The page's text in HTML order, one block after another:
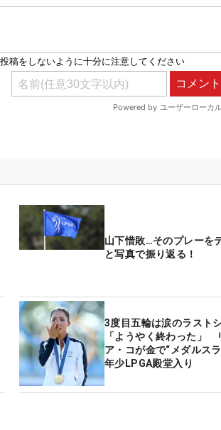
山下惜敗…そのプレーを
と写真で振り返る！
3度目五輪は涙のラスト
「ようやく終わった」
ア・コが金で“メダルス
年少LPGA殿堂入り